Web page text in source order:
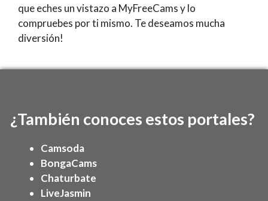
que eches un vistazo a MyFreeCams y lo
compruebes por ti mismo. Te deseamos mucha
diversión!
¿También conoces estos portales?
Camsoda
BongaCams
Chaturbate
LiveJasmin